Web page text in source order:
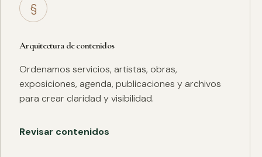
§
Arquitectura de contenidos
Ordenamos servicios, artistas, obras,
exposiciones, agenda, publicaciones y archivos
para crear claridad y visibilidad.
Revisar contenidos